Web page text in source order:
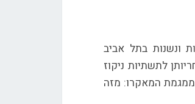
ונשנות בתל אביב
לתשתיות ניקוז
ממגמת המאקרו: מזה